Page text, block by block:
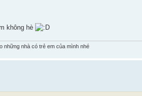
không hè
những nhà có trẻ em của mình nhé